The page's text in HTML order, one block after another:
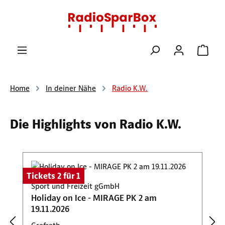
Zum Hauptinhalt springen
Home In deiner Nähe Radio K.W.
Die Highlights von Radio K.W.
Tickets 2 für 1
Sport und Freizeit gGmbH
Holiday on Ice - MIRAGE PK 2 am
19.11.2026